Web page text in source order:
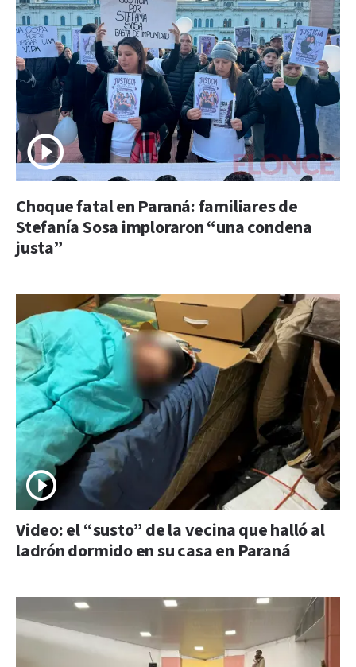
Choque fatal en Paraná: familiares de
Stefanía Sosa imploraron “una condena
justa”
Video: el “susto” de la vecina que halló al
ladrón dormido en su casa en Paraná